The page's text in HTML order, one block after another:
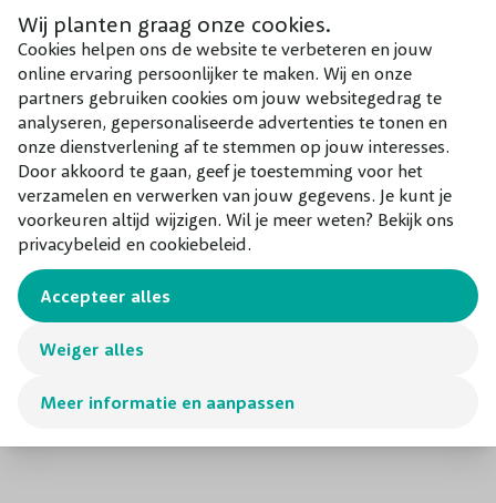
Wij planten graag onze cookies.
Cookies helpen ons de website te verbeteren en jouw
online ervaring persoonlijker te maken. Wij en onze
partners gebruiken cookies om jouw websitegedrag te
analyseren, gepersonaliseerde advertenties te tonen en
onze dienstverlening af te stemmen op jouw interesses.
Door akkoord te gaan, geef je toestemming voor het
verzamelen en verwerken van jouw gegevens. Je kunt je
voorkeuren altijd wijzigen. Wil je meer weten? Bekijk ons
privacybeleid en cookiebeleid.
Meer informatie en aanpassen
Weiger alles
Accepteer alles
Spirea kopen
Wanneer je graag wilt genieten van een mooie groene tuin
en prachtige bloemen, zonder dat je hier veel uren aan
kwijt bent, biedt deSpirea/ Spiraea(Spierstruik) de
uitkomst. Dit geslacht omvat zo’n 80 tot 100 soorten
Spirea heesters, die stuk voor stuk een lust voor het oog
én van nature niet veeleisende en zeer sterke planten zijn.
Het is een plant die weinig onderhoud nodig heeft en
daarom geschikt is voor iedere tuinier. Kenmerkend voor de
bloeiende vaste plant zijn de mooie bloemen – afhankelijk
kleuren. Spierstruiken bloeien aan nieuwe, jonge scheuten.
Lees meer